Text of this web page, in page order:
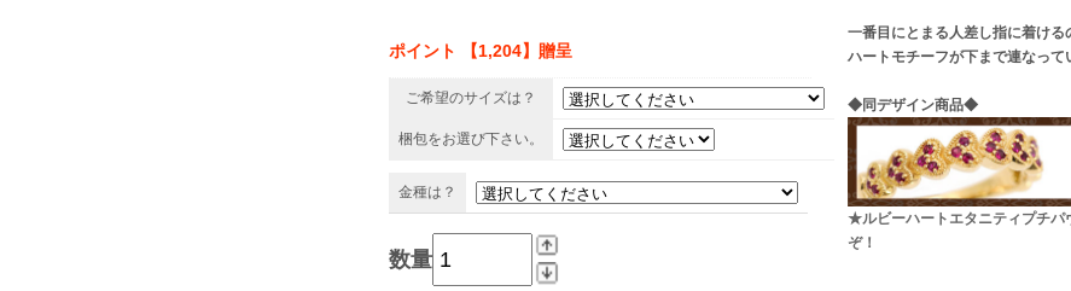
一番目にとまる人差し指に着ける
ハートモチーフが下まで連なって
◆同デザイン商品◆
★ルビーハートエタニティプチパ
ぞ！
ポイント 【1,204】贈呈
ご希望のサイズは？
梱包をお選び下さい。
金種は？
数量